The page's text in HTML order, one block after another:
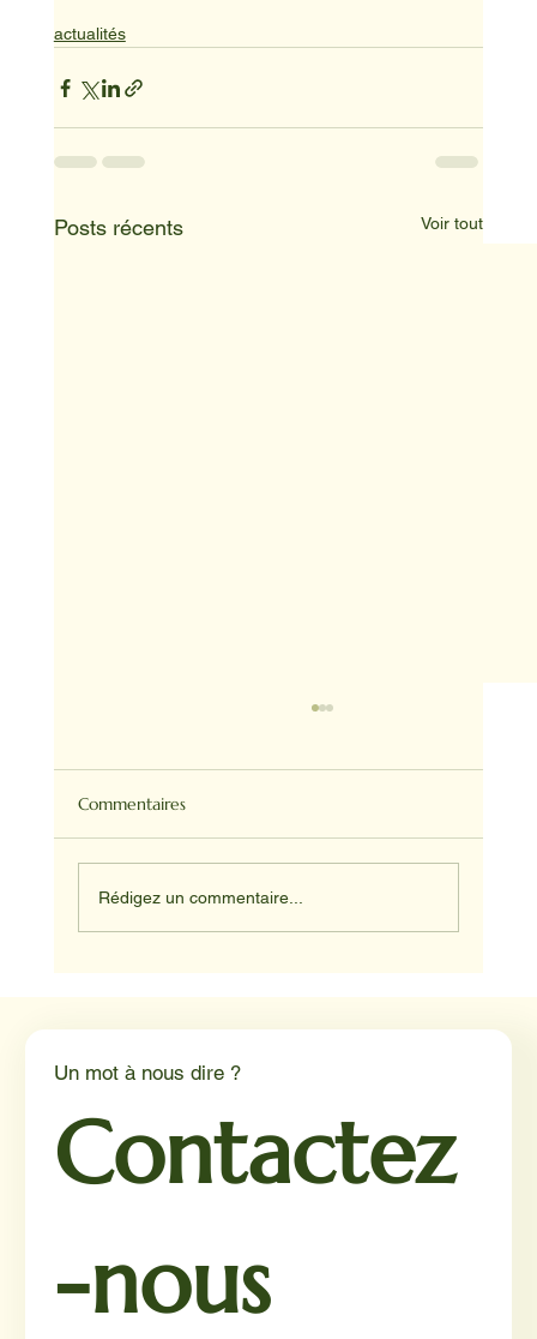
actualités
Posts récents Voir tout
Commentaires
Rédigez un commentaire...
Un mot à nous dire ?
Contactez
-nous